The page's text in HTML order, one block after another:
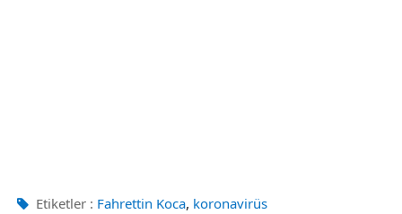
Etiketler : Fahrettin Koca, koronavirüs